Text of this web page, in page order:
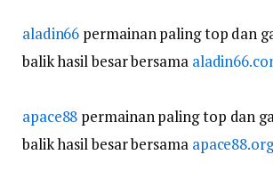
aladin66 permainan paling top dan
balik hasil besar bersama
apace88 permainan paling top dan
balik hasil besar bersama apace88.org